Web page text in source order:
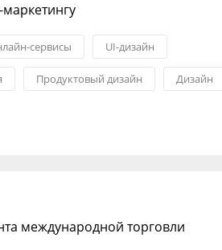
сервисы UI-дизайн
Продуктовый дизайн Дизайн
международной торговли